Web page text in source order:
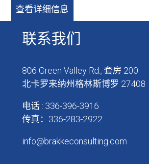
查看详细信息
联系我们
806 Green Valley Rd., 套房 200
北卡罗来纳州格林斯博罗 27408
电话 : 336-396-3916
传真：336-283-2922
info@brakkeconsulting.com